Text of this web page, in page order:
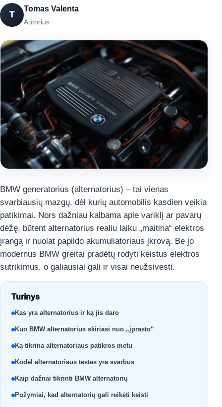
T
Tomas Valenta
Autorius
BMW generatorius (alternatorius) – tai vienas
svarbiausių mazgų, dėl kurių automobilis kasdien veikia
patikimai. Nors dažniau kalbama apie variklį ar pavarų
dėžę, būtent alternatorius realiu laiku „maitina“ elektros
įrangą ir nuolat papildo akumuliatoriaus įkrovą. Be jo
modernus BMW greitai pradėtų rodyti keistus elektros
sutrikimus, o galiausiai gali ir visai neužsivesti.
Turinys
Kas yra alternatorius ir ką jis daro
Kuo BMW alternatorius skiriasi nuo „įprasto“
Ką tikrina alternatoriaus patikros metu
Kodėl alternatoriaus testas yra svarbus
Kaip dažnai tikrinti BMW alternatorių
Požymiai, kad alternatorių gali reikėti keisti